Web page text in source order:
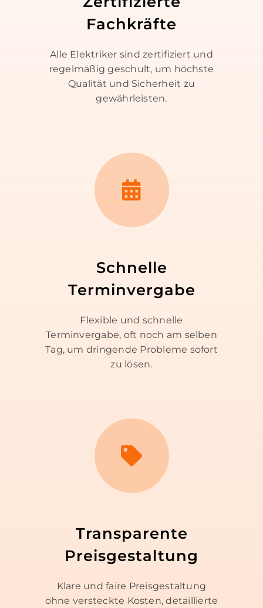
Fachkräfte
Alle Elektriker sind zertifiziert und
regelmäßig geschult, um höchste
Qualität und Sicherheit zu
gewährleisten.
Schnelle
Terminvergabe
Flexible und schnelle
Terminvergabe, oft noch am selben
Tag, um dringende Probleme sofort
zu lösen.
Transparente
Preisgestaltung
Klare und faire Preisgestaltung
ohne versteckte Kosten, detaillierte